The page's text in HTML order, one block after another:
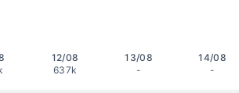
12/08
637k
13/08
-
14/08
-